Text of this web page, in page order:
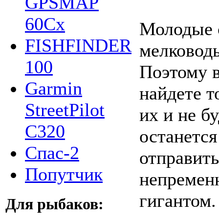
60Cx
FISHFINDER
100
Garmin
StreetPilot
C320
Спас-2
Попутчик
Для рыбаков:
Молодые
Поэтому
найдете
их и не
гигантом.